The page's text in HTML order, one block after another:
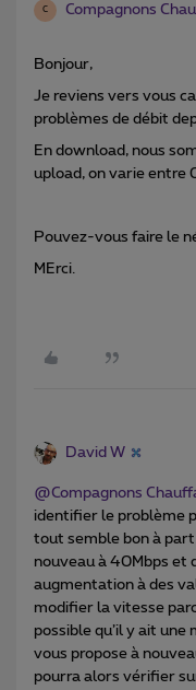
C Compagnons
Bonjour,
Je reviens vers vous
problèmes de débit
En download, nous
upload, on varie entre
Pouvez-vous faire le
MErci.
David W
@Compagnons
identifier le problème
tout semble bon à
nouveau à 40Mbps et
augmentation à des
modifier la vitesse
possible qu’il y ait une
vous propose à
pourra alors vérifier